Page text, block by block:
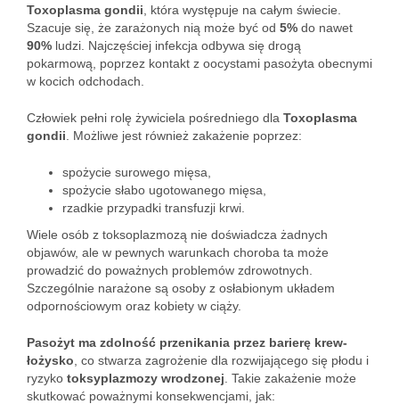
Toxoplasma gondii , która występuje na całym świecie.
Szacuje się, że zarażonych nią może być od 5% do nawet
90% ludzi. Najczęściej infekcja odbywa się drogą
pokarmową, poprzez kontakt z oocystami pasożyta obecnymi
w kocich odchodach.
Człowiek pełni rolę żywiciela pośredniego dla Toxoplasma
gondii . Możliwe jest również zakażenie poprzez:
spożycie surowego mięsa,
spożycie słabo ugotowanego mięsa,
rzadkie przypadki transfuzji krwi.
Wiele osób z toksoplazmozą nie doświadcza żadnych
objawów, ale w pewnych warunkach choroba ta może
prowadzić do poważnych problemów zdrowotnych.
Szczególnie narażone są osoby z osłabionym układem
odpornościowym oraz kobiety w ciąży.
Pasożyt ma zdolność przenikania przez barierę krew-
łożysko , co stwarza zagrożenie dla rozwijającego się płodu i
ryzyko toksyplazmozy wrodzonej . Takie zakażenie może
skutkować poważnymi konsekwencjami, jak: